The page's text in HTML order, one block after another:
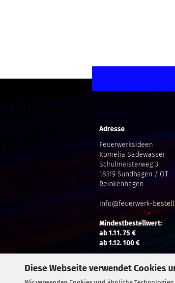
Diese Webseite verwendet Cookies
Adresse
Feuerwerksideen
Kornelia Sadewasser
Schulmeisterweg 3
18519 Sundhagen / OT
Reinkenhagen
info@feuerwerk-
Mindestbestellwert:
ab 1.11. 75 €
ab 1.12. 100 €